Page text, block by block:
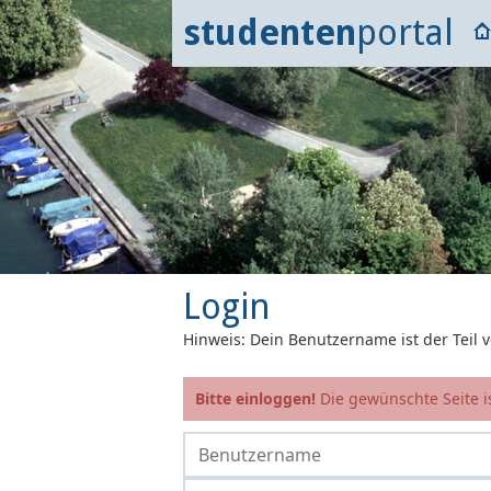
studentenportal
Login
Hinweis: Dein Benutzername ist der Teil
Bitte einloggen! Die gewünschte